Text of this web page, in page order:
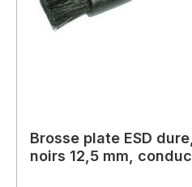
Brosse plate ESD
noirs 12,5 mm,